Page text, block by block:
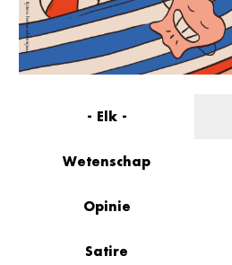
- Elk -
Wetenschap
Opinie
Satire